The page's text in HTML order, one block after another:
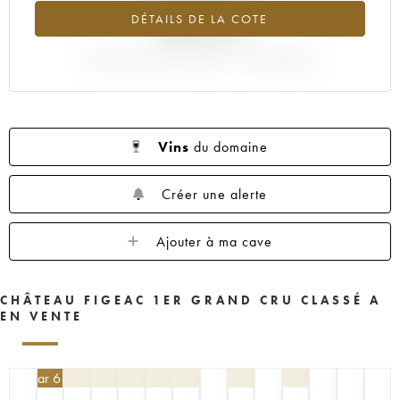
1950
1949 1947 1946
1945
DÉTAILS DE LA COTE
+995.5%
Vins du domaine
Créer une alerte
Ajouter à ma cave
CHÂTEAU FIGEAC 1ER GRAND CRU CLASSÉ A
EN VENTE
par 6 | -10%